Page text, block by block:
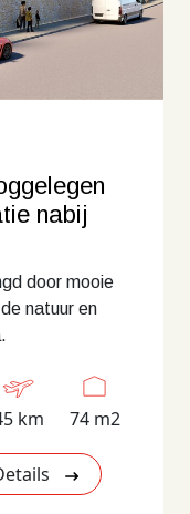
nabij
door mooie
natuur en
km 74 m2